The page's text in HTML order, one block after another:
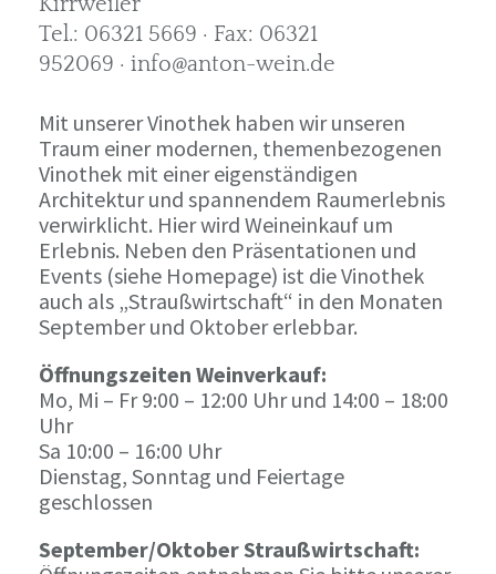
Tel.: 06321 5669 · Fax: 06321
952069 · info@anton-wein.de
Mit unserer Vinothek haben wir unseren
Traum einer modernen, themenbezogenen
Vinothek mit einer eigenständigen
Architektur und spannendem Raumerlebnis
verwirklicht. Hier wird Weineinkauf um
Erlebnis. Neben den Präsentationen und
Events (siehe Homepage) ist die Vinothek
auch als „Straußwirtschaft“ in den Monaten
September und Oktober erlebbar.
Öffnungszeiten Weinverkauf:
Mo, Mi – Fr 9:00 – 12:00 Uhr und 14:00 – 18:00
Uhr
Sa 10:00 – 16:00 Uhr
Dienstag, Sonntag und Feiertage
geschlossen
September/Oktober Straußwirtschaft: